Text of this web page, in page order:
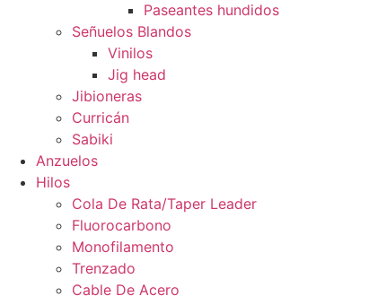
Paseantes hundidos
Señuelos Blandos
Vinilos
Jig head
Jibioneras
Curricán
Sabiki
Anzuelos
Hilos
Cola De Rata/Taper Leader
Fluorocarbono
Monofilamento
Trenzado
Cable De Acero